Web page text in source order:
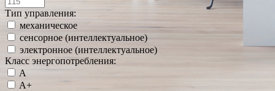
Тип управления:
механическое
сенсорное (интеллектуальное)
электронное (интеллектуальное)
Класс энергопотребления:
A
A+